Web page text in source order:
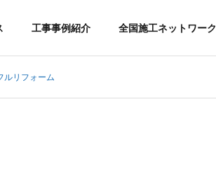
工事事例紹介 全国施工ネットワーク
ルリフォーム